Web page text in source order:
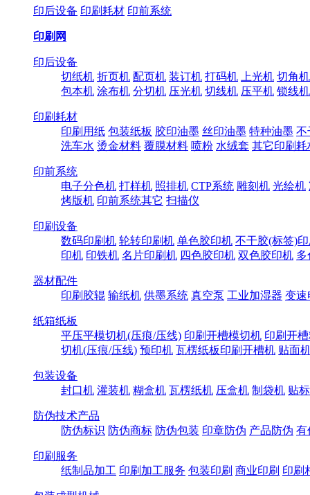
印后设备 印刷耗材 印前系统
印刷网
印后设备
切纸机 折页机 配页机 装订机 打码机 上光机 切角机
包本机 涂布机 分切机 压光机 切线机 压平机 锁线机
印刷耗材
印刷用纸 包装纸板 胶印油墨 丝印油墨 特种油墨 不
洗车水 烫金材料 覆膜材料 喷粉 水绒套 其它印刷耗
印前系统
电子分色机 打样机 照排机 CTP系统 雕刻机 光绘机
烤版机 印前系统其它 扫描仪
印刷设备
数码印刷机 轮转印刷机 单色胶印机 不干胶(标签)
印机 印铁机 名片印刷机 四色胶印机 双色胶印机 多
器材配件
印刷胶辊 输纸机 供墨系统 真空泵 工业加湿器 变速
纸箱纸板
平压平模切机(压痕/压线) 印刷开槽模切机 印刷开
切机(压痕/压线) 预印机 瓦楞纸板印刷开槽机 贴面
包装设备
封口机 灌装机 糊盒机 瓦楞纸机 压盒机 制袋机 贴
防伪技术产品
防伪标识 防伪商标 防伪包装 印章防伪 产品防伪 有
印刷服务
纸制品加工 印刷加工服务 包装印刷 商业印刷 印刷